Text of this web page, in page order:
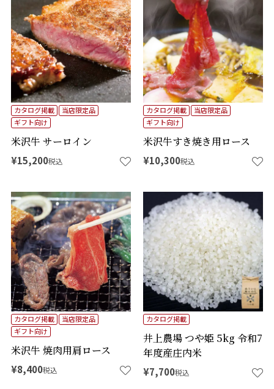
米沢牛 サーロイン
カタログ掲載
当店限定品
ギフト向け
¥15,200税込
米沢牛すき焼き用ロース
カタログ掲載
当店限定品
ギフト向け
¥10,300税込
米沢牛 焼肉用肩ロース
カタログ掲載
当店限定品
ギフト向け
¥8,400税込
井上農場 つや姫 5kg 令和7
年度産庄内米
カタログ掲載
¥7,700税込